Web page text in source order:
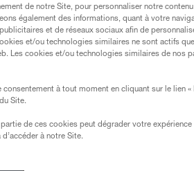
utilisés dans ce conseil avant de
de la notice technique pour pouvoir
un entraînement spécifique. Validez
seul, en toute sécurité, avant de la
activité. Il peut en exister
de notre Site, pour personnaliser notre
également des informations, quant à votre
et de réseaux sociaux afin de
et/ou technologies similaires ne sont actifs
Les cookies et/ou technologies similaires de nos
consentement à tout moment en cliquant sur le lien
Site.
de ces cookies peut dégrader votre
à notre Site.